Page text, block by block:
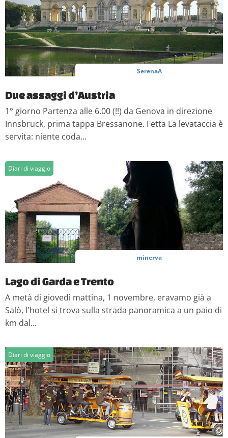
SerenaA
Due assaggi d’Austria
1° giorno Partenza alle 6.00 (!!) da Genova in direzione
Innsbruck, prima tappa Bressanone. Fetta La levataccia è
servita: niente coda...
Diari di viaggio
minerva
Lago di Garda e Trento
A metà di giovedì mattina, 1 novembre, eravamo già a
Salò, l'hotel si trova sulla strada panoramica a un paio di
km dal...
Diari di viaggio